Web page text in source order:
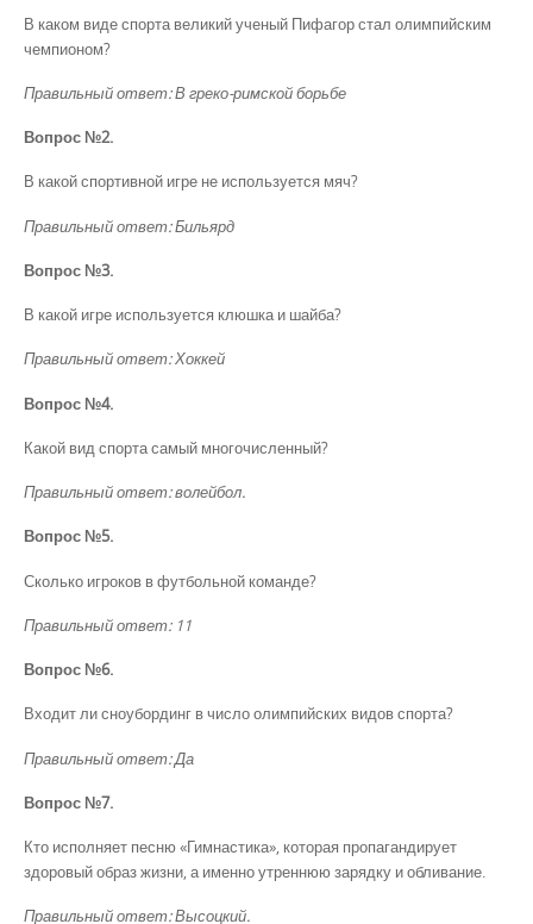
В каком виде спорта великий ученый Пифагор стал олимпийским
чемпионом?
Правильный ответ: В греко-римской борьбе
Вопрос №2.
В какой спортивной игре не используется мяч?
Правильный ответ: Бильярд
Вопрос №3.
В какой игре используется клюшка и шайба?
Правильный ответ: Хоккей
Вопрос №4.
Какой вид спорта самый многочисленный?
Правильный ответ: волейбол.
Вопрос №5.
Сколько игроков в футбольной команде?
Правильный ответ: 11
Вопрос №6.
Входит ли сноубординг в число олимпийских видов спорта?
Правильный ответ: Да
Вопрос №7.
Кто исполняет песню «Гимнастика», которая пропагандирует
здоровый образ жизни, а именно утреннюю зарядку и обливание.
Правильный ответ: Высоцкий.